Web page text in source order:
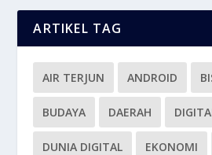
ARTIKEL TAG
AIR TERJUN ANDROID
BUDAYA DAERAH
DUNIA DIGITAL EKONOMI